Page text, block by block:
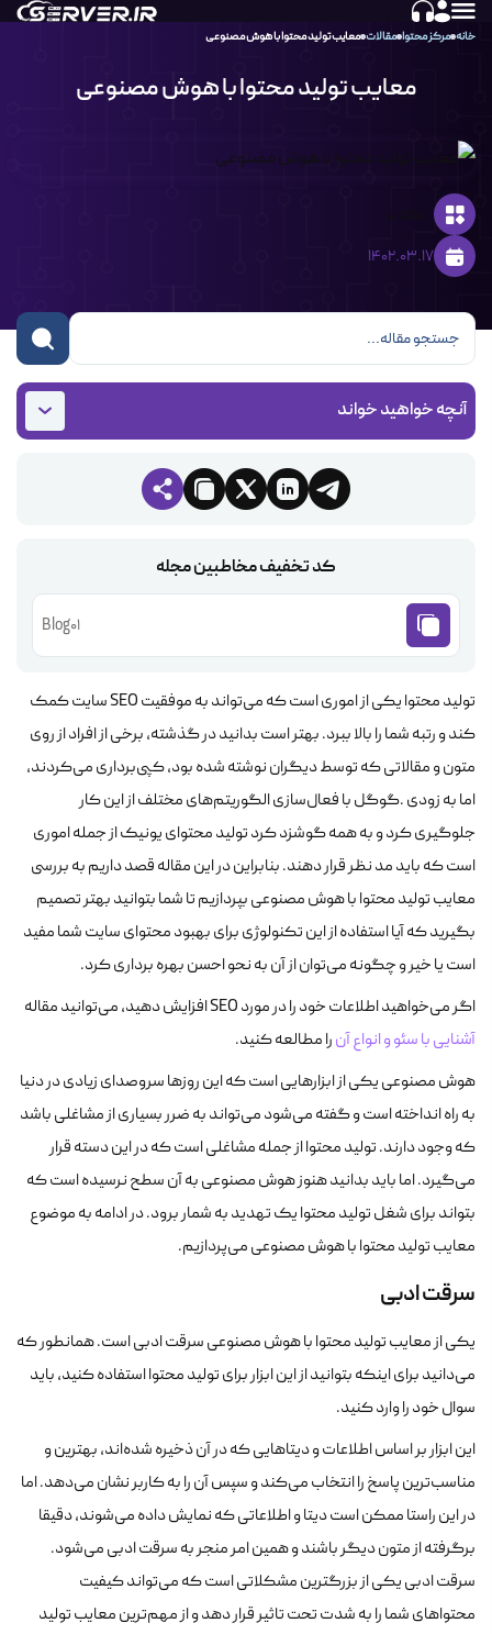
خانه مرکز محتوا مقالات معایب تولید محتوا با هوش مصنوعی
معایب تولید محتوا با هوش مصنوعی
مقالات
1402.03.17
آنچه خواهید خواند
کد تخفیف مخاطبین مجله
Blog01
تولید محتوا یکی از اموری است که می‌تواند به موفقیت SEO سایت کمک
کند و رتبه شما را بالا ببرد. بهتر است بدانید در گذشته، برخی از افراد از روی
متون و مقالاتی که توسط دیگران نوشته شده بود، کپی‌برداری می‌کردند،
اما به زودی .گوگل با فعال‌سازی الگوریتم‌های مختلف از این کار
جلوگیری کرد و به همه گوشزد کرد تولید محتوای یونیک از جمله اموری
است که باید مد نظر قرار دهند. بنابراین در این مقاله قصد داریم به بررسی
معایب تولید محتوا با هوش مصنوعی بپردازیم تا شما بتوانید بهتر تصمیم
بگیرید که آیا استفاده از این تکنولوژی برای بهبود محتوای سایت شما مفید
است یا خیر و چگونه می‌توان از آن به نحو احسن بهره برداری کرد.
اگر می‌خواهید اطلاعات خود را در مورد SEO افزایش دهید، می‌توانید مقاله
آشنایی با سئو و انواع آنرا مطالعه کنید.
هوش مصنوعی یکی از ابزارهایی است که این روزها سروصدای زیادی در دنیا
به راه انداخته است و گفته می‌شود می‌تواند به ضرر بسیاری از مشاغلی باشد
که وجود دارند. تولید محتوا از جمله مشاغلی است که در این دسته قرار
می‌گیرد. اما باید بدانید هنوز هوش مصنوعی به آن سطح نرسیده است که
بتواند برای شغل تولید محتوا یک تهدید به شمار برود. در ادامه به موضوع
معایب تولید محتوا با هوش مصنوعی می‌پردازیم.
سرقت ادبی
یکی از معایب تولید محتوا با هوش مصنوعی سرقت ادبی است. همانطور که
می‌دانید برای اینکه بتوانید از این ابزار برای تولید محتوا استفاده کنید، باید
سوال خود را وارد کنید.
این ابزار بر اساس اطلاعات و دیتاهایی که در آن ذخیره شده‌اند، بهترین و
مناسب‌ترین پاسخ را انتخاب می‌کند و سپس آن را به کاربر نشان می‌دهد. اما
در این راستا ممکن است دیتا و اطلاعاتی که نمایش داده می‌شوند، دقیقا
برگرفته از متون دیگر باشند و همین امر منجر به سرقت ادبی می‌شود.
سرقت ادبی یکی از بزرگترین مشکلاتی است که می‌تواند کیفیت
محتواهای شما را به شدت تحت تاثیر قرار دهد و از مهم‌ترین معایب تولید